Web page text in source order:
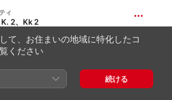
ィ
2、Kk 2
G Major, Kk. 2
ィ
て、お住まいの地域に特化したコ
ください
続ける